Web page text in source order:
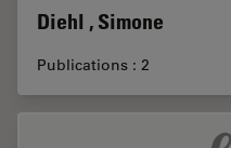
Diehl , Simone
Publications : 2